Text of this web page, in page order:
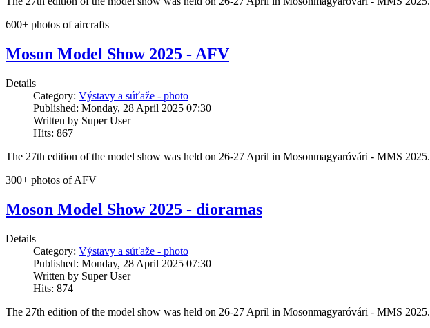
600+ photos of aircrafts
Moson Model Show 2025 - AFV
Details
Category: Výstavy a súťaže - photo
Published: Monday, 28 April 2025 07:30
Written by Super User
Hits: 867
The 27th edition of the model show was held on 26-27 April in Mosonmagyaróvári - MMS 2025.
300+ photos of AFV
Moson Model Show 2025 - dioramas
Details
Category: Výstavy a súťaže - photo
Published: Monday, 28 April 2025 07:30
Written by Super User
Hits: 874
The 27th edition of the model show was held on 26-27 April in Mosonmagyaróvári - MMS 2025.